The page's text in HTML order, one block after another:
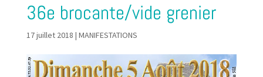
36e brocante/vide grenier
17 juillet 2018 | MANIFESTATIONS